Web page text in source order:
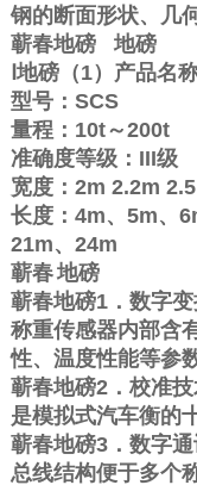
钢的断面形状、几
蕲春地磅
地磅
地磅（1）产品名
型号： SCS
量程： 10t～200t
准确度等级： III级
宽度： 2m 2.2m
长度： 4m、 5m、
21m、 24m
蕲春地磅
蕲春地磅1 ．数字
称重传感器内部含
性、温度性能等参
蕲春地磅2 ．校准
是模拟式汽车衡的
蕲春地磅3 ．数字
总线结构便于多个